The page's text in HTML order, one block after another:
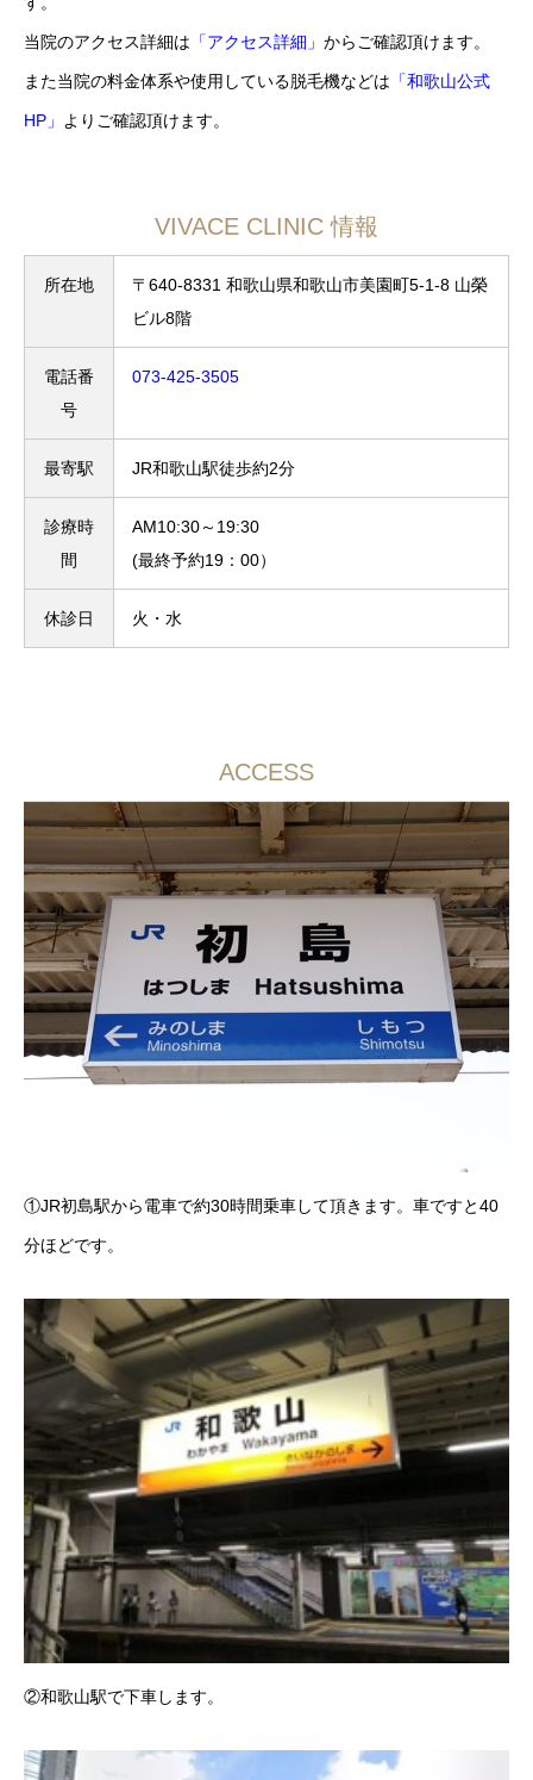
当院のアクセス詳細は 「アクセス詳細」 からご確認頂けます。
また当院の料金体系や使用している脱毛機などは 「和歌山公式
HP」 よりご確認頂けます。
VIVACE CLINIC 情報
所在地
〒640-8331 和歌山県和歌山市美園町5-1-8 山榮
ビル8階
電話番
号
073-425-3505
最寄駅 JR和歌山駅徒歩約2分
診療時
間
AM10:30～19:30
(最終予約19：00）
休診日 火・水
ACCESS
①JR初島駅から電車で約30時間乗車して頂きます。車ですと40
分ほどです。
②和歌山駅で下車します。